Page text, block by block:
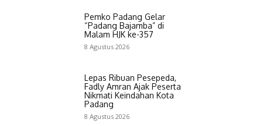
Pemko Padang Gelar
“Padang Bajamba” di
Malam HJK ke-357
8 Agustus 2026
Lepas Ribuan Pesepeda,
Fadly Amran Ajak Peserta
Nikmati Keindahan Kota
Padang
8 Agustus 2026